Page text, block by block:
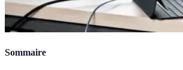
Sommaire